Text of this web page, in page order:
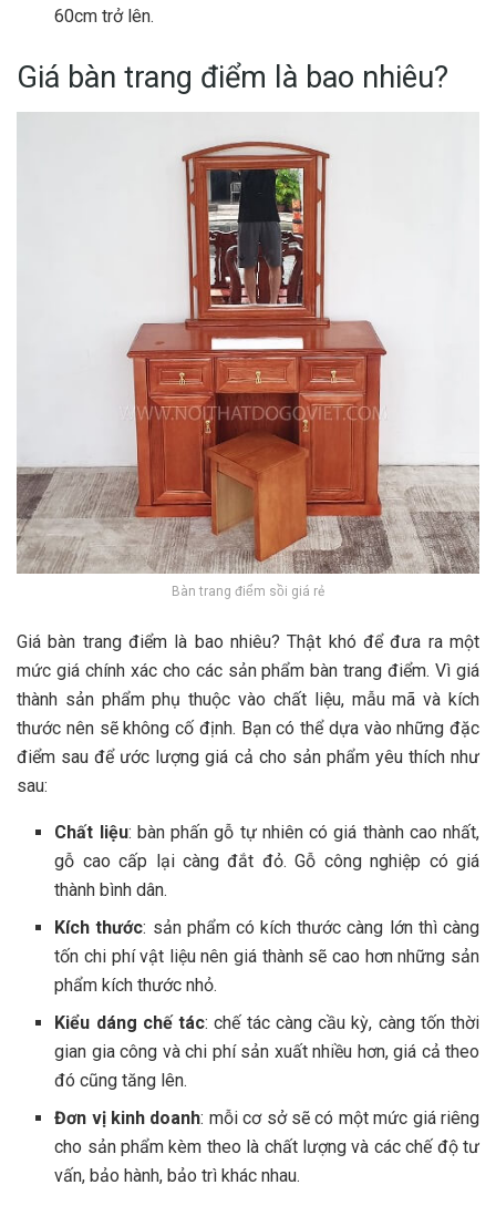
60cm trở lên.
Giá bàn trang điểm là bao nhiêu?
Bàn trang điểm sồi giá rẻ
Giá bàn trang điểm là bao nhiêu? Thật khó để đưa ra một
mức giá chính xác cho các sản phẩm bàn trang điểm. Vì giá
thành sản phẩm phụ thuộc vào chất liệu, mẫu mã và kích
thước nên sẽ không cố định. Bạn có thể dựa vào những đặc
điểm sau để ước lượng giá cả cho sản phẩm yêu thích như
sau:
Chất liệu: bàn phấn gỗ tự nhiên có giá thành cao nhất,
gỗ cao cấp lại càng đắt đỏ. Gỗ công nghiệp có giá
thành bình dân.
Kích thước: sản phẩm có kích thước càng lớn thì càng
tốn chi phí vật liệu nên giá thành sẽ cao hơn những sản
phẩm kích thước nhỏ.
Kiểu dáng chế tác: chế tác càng cầu kỳ, càng tốn thời
gian gia công và chi phí sản xuất nhiều hơn, giá cả theo
đó cũng tăng lên.
Đơn vị kinh doanh: mỗi cơ sở sẽ có một mức giá riêng
cho sản phẩm kèm theo là chất lượng và các chế độ tư
vấn, bảo hành, bảo trì khác nhau.